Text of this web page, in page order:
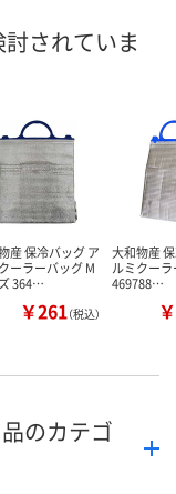
されていま
産 保冷バッグ ア
ーラーバッグ M
364…
￥261（税込）
大和物産
ルミクー
469788…
のカテゴ